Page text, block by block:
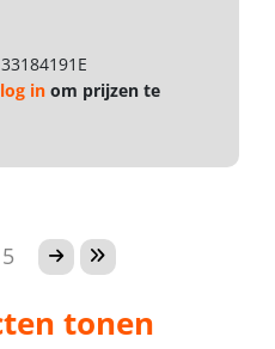
log in om prijzen te
5
tonen